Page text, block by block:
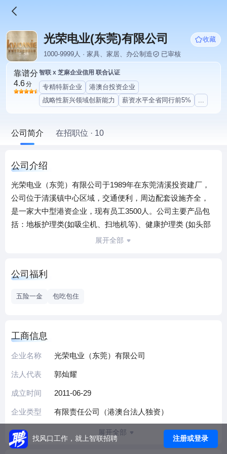
光荣电业(东莞)有限公司
收藏
1000-9999人 · 家具、家居、办公制造
已审核
靠谱分
4.6分
智联 x 芝麻企业信用 联合认证
专精特新企业
港澳台投资企业
战略性新兴领域创新能力
薪资水平全省同行前5% ...
公司简介 在招职位 · 10
公司介绍
光荣电业（东莞）有限公司于1989年在东莞清溪投资建厂，
公司位于清溪镇中心区域，交通便利，周边配套设施齐全，
是一家大中型港资企业，现有员工3500人。公司主要产品包
括：地板护理类(如吸尘机、扫地机等)、健康护理类 (如头部
按摩器等)、厨房用品类 (如咖啡机,榨汁机等) 三大系列，并建
公司于1998年通过了ISO9001质量体系认证，2007年通过了
理目标，履行尊重人才、培育人才、共同发展的人力资源政
策，共同创建团结向上的企业文化。
福利待遇：职员购买五险一金，包吃住，工资准时发放
展开全部
公司福利
五险一金 包吃包住
工商信息
企业名称 光荣电业（东莞）有限公司
法人代表 郭灿耀
成立时间 2011-06-29
企业类型 有限责任公司（港澳台法人独资）
展开全部
找风口工作，就上智联招聘 注册或登录